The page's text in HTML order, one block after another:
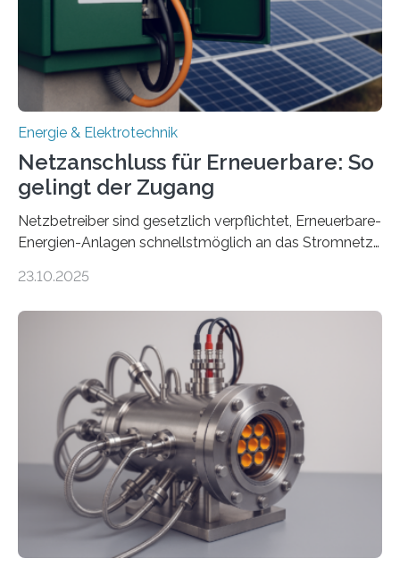
Millionen Euro, wovon 2,6 Millionen Euro durch das
Ministerium für Umwelt, Klima und…
Energie & Elektrotechnik
Netzanschluss für Erneuerbare: So
gelingt der Zugang
Netzbetreiber sind gesetzlich verpflichtet, Erneuerbare-
Energien-Anlagen schnellstmöglich an das Stromnetz
ermöglichen. Doch der dafür nötige Netzausbau hinkt
einem „Anschlussstau“. Die Stiftung
Umweltenergierecht hat den Rechtsrahmen in einem
neuen Bericht für die Praxis eingeordnet – inklusive der
Rolle von flexiblen Netzanschlussvereinbarungen. Der
Netzanschluss von Erneuerbare-Energien-Anlagen
(EE-Anlagen) ist entscheidend für die Energiewende.
Denn ohne Anschluss an das Netz kann kein Strom
eingespeist werden. Nach dem Erneuerbare-Energien-
Gesetz (EEG) sind Netzbetreiber…
23.10.2025